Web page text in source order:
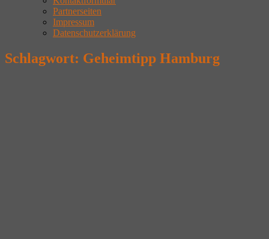
Partnerseiten
Impressum
Datenschutzerklärung
Schlagwort: Geheimtipp Hamburg